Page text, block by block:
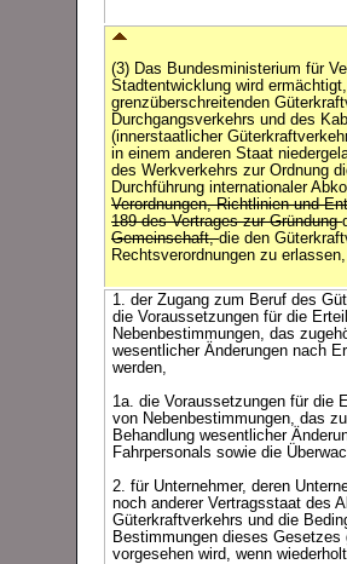
(3) Das Bundesministerium für
Stadtentwicklung wird
grenzüberschreitenden
Durchgangsverkehrs und des
(innerstaatlicher
in einem anderen Staat
des Werkverkehrs zur Ordnung
Durchführung internationaler
Verordnungen, Richtlinien und
189 des Vertrages zur Gründung
Gemeinschaft,die den
Rechtsverordnungen zu
1. der Zugang zum Beruf des
die Voraussetzungen für die
Nebenbestimmungen, das
wesentlicher Änderungen nach
werden,
1a. die Voraussetzungen für die
von Nebenbestimmungen, das
Behandlung wesentlicher
Fahrpersonals sowie die
2. für Unternehmer, deren
noch anderer Vertragsstaat des
Güterkraftverkehrs und die
Bestimmungen dieses
vorgesehen wird, wenn